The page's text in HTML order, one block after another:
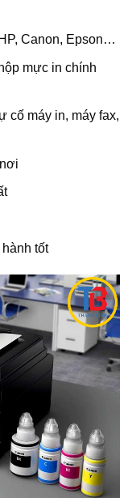
Canon, Epson…
mực in chính
cố máy in, máy fax,
tốt